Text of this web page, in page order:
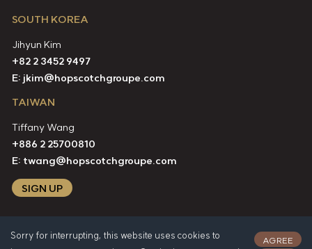
SOUTH KOREA
Jihyun Kim
+82 2 3452 9497
E: jkim@hopscotchgroupe.com
TAIWAN
Tiffany Wang
+886 2 25700810
E: twang@hopscotchgroupe.com
SIGN UP
Sorry for interrupting, this website uses cookies to
AGREE